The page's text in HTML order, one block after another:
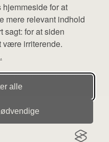
for at
mere relevant indhold
sagt: for at siden
være irriterende.
alle
udgiver en række
forskellige produkter fra
varer fra denne side - vi
Vi har heller ikke
rettigheder forbeholdes.